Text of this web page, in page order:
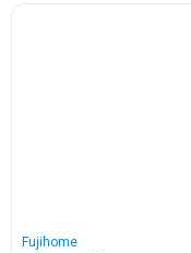
Fujihome